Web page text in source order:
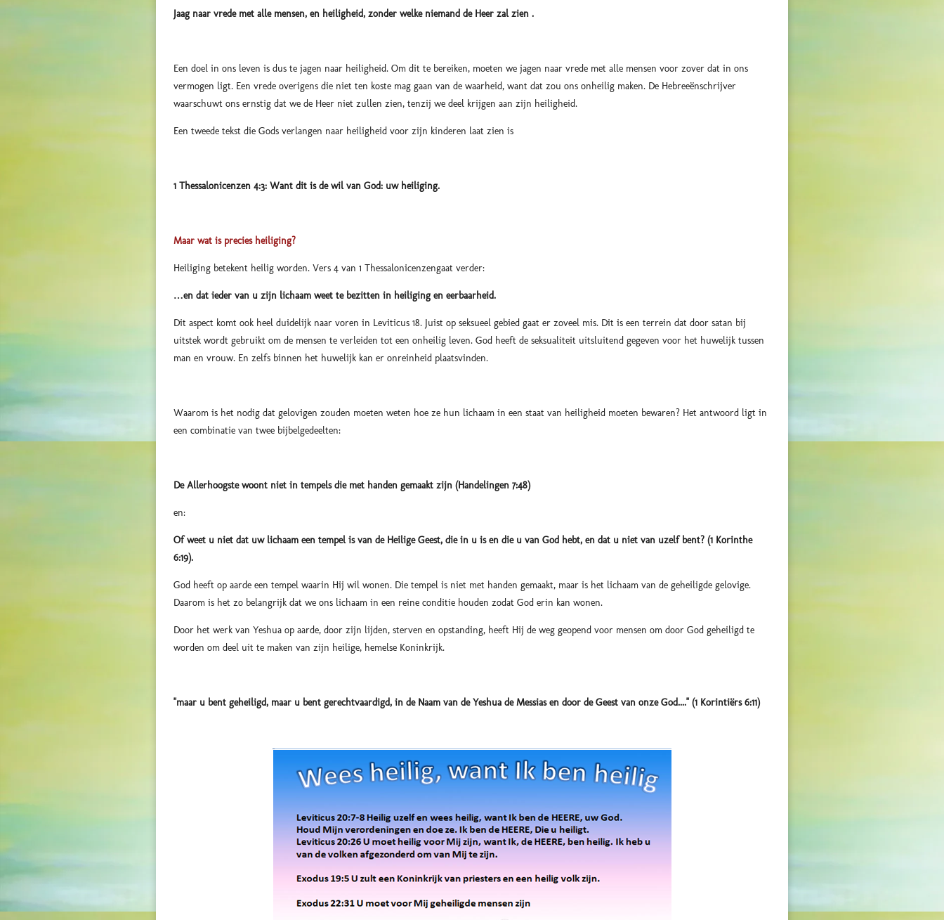
Jaag naar vrede met alle mensen, en heiligheid, zonder welke niemand de Heer zal zien .
Een doel in ons leven is dus te jagen naar heiligheid. Om dit te bereiken, moeten we jagen naar vrede met alle mensen voor zover dat in ons
vermogen ligt. Een vrede overigens die niet ten koste mag gaan van de waarheid, want dat zou ons onheilig maken. De Hebreeënschrijver
waarschuwt ons ernstig dat we de Heer niet zullen zien, tenzij we deel krijgen aan zijn heiligheid.
Een tweede tekst die Gods verlangen naar heiligheid voor zijn kinderen laat zien is
1 Thessalonicenzen 4:3: Want dit is de wil van God: uw heiliging.
Maar wat is precies heiliging?
Heiliging betekent heilig worden. Vers 4 van 1 Thessalonicenzengaat verder:
…en dat ieder van u zijn lichaam weet te bezitten in heiliging en eerbaarheid.
Dit aspect komt ook heel duidelijk naar voren in Leviticus 18. Juist op seksueel gebied gaat er zoveel mis. Dit is een terrein dat door satan bij
uitstek wordt gebruikt om de mensen te verleiden tot een onheilig leven. God heeft de seksualiteit uitsluitend gegeven voor het huwelijk tussen
man en vrouw. En zelfs binnen het huwelijk kan er onreinheid plaatsvinden.
Waarom is het nodig dat gelovigen zouden moeten weten hoe ze hun lichaam in een staat van heiligheid moeten bewaren? Het antwoord ligt in
een combinatie van twee bijbelgedeelten:
De Allerhoogste woont niet in tempels die met handen gemaakt zijn (Handelingen 7:48)
en:
Of weet u niet dat uw lichaam een tempel is van de Heilige Geest, die in u is en die u van God hebt, en dat u niet van uzelf bent? (1 Korinthe
6:19).
God heeft op aarde een tempel waarin Hij wil wonen. Die tempel is niet met handen gemaakt, maar is het lichaam van de geheiligde gelovige.
Daarom is het zo belangrijk dat we ons lichaam in een reine conditie houden zodat God erin kan wonen.
Door het werk van Yeshua op aarde, door zijn lijden, sterven en opstanding, heeft Hij de weg geopend voor mensen om door God geheiligd te
worden om deel uit te maken van zijn heilige, hemelse Koninkrijk.
"maar u bent geheiligd, maar u bent gerechtvaardigd, in de Naam van de Yeshua de Messias en door de Geest van onze God...." (1 Korintiërs 6:11)